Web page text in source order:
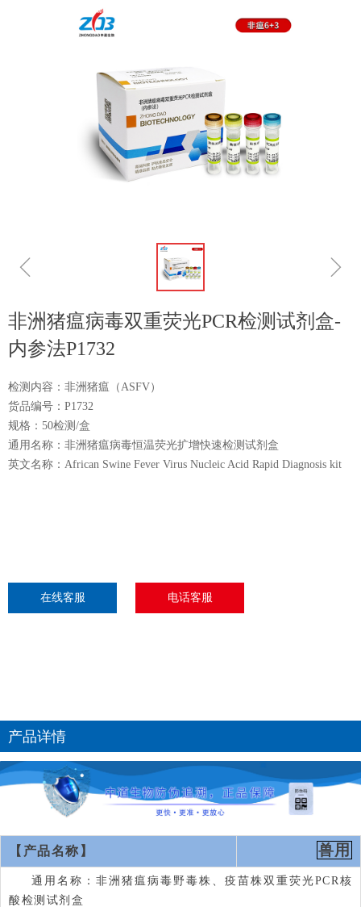
ꁆ ꁇ
非洲猪瘟病毒双重荧光PCR检测试剂盒-
内参法P1732
检测内容：非洲猪瘟（ASFV）
货品编号：P1732
规格：50检测/盒
通用名称：非洲猪瘟病毒恒温荧光扩增快速检测试剂盒
英文名称：African Swine Fever Virus Nucleic Acid Rapid Diagnosis kit
在线客服 电话客服
产品详情
【产品名称】 兽用
通用名称：非洲猪瘟病毒野毒株、疫苗株双重荧光PCR核
酸检测试剂盒